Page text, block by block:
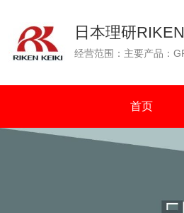
日本理研RIKEN
首页